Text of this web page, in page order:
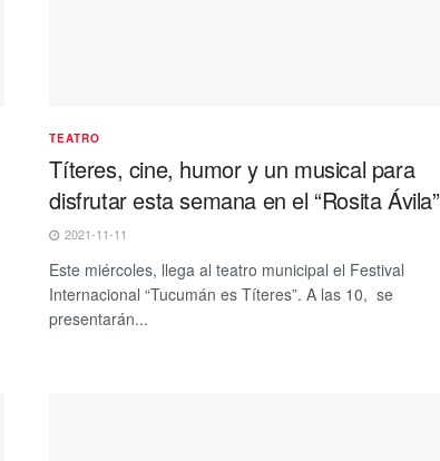
TEATRO
Títeres, cine, humor y un musical para
disfrutar esta semana en el “Rosita Ávila”
2021-11-11
Este miércoles, llega al teatro municipal el Festival
Internacional “Tucumán es Títeres”. A las 10, se
presentarán...